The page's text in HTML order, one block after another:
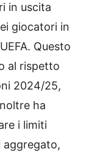
in uscita
giocatori in
Questo
al rispetto
2024/25,
ha
i limiti
aggregato,